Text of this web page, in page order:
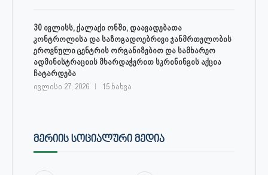
30 ივლისს, ქალაქი ონში, დაავადებათა
კონტროლისა და საზოგადოებრივი ჯანმრთელობის
ეროვნული ცენტრის ორგანიზებით და სამხარეო
ადმინისტრაციის მხარდაჭერით სკრინინგის აქცია
ჩატარდება
ივლისი 27, 2026 15 ნახვა
ᲛᲔᲠᲘᲘᲡ ᲡᲝᲪᲘᲐᲚᲣᲠᲘ ᲛᲔᲓᲘᲐ